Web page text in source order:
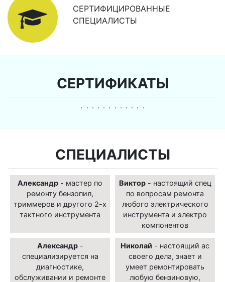
СЕРТИФИЦИРОВАННЫЕ
СПЕЦИАЛИСТЫ
СЕРТИФИКАТЫ
СПЕЦИАЛИСТЫ
Александр - мастер по
ремонту бензопил,
триммеров и другого 2-х
тактного инструмента
Виктор- настоящий спец
по вопросам ремонта
любого электрического
инструмента и электро
компонентов
Александр-
специализируется на
диагностике,
обслуживании и ремонте
Николай - настоящий ас
своего дела, знает и
умеет ремонтировать
любую бензиновую,